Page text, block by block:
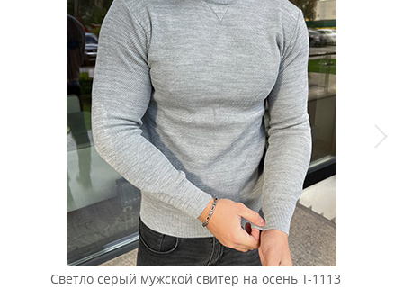
Светло серый мужской свитер на осень Т-1113